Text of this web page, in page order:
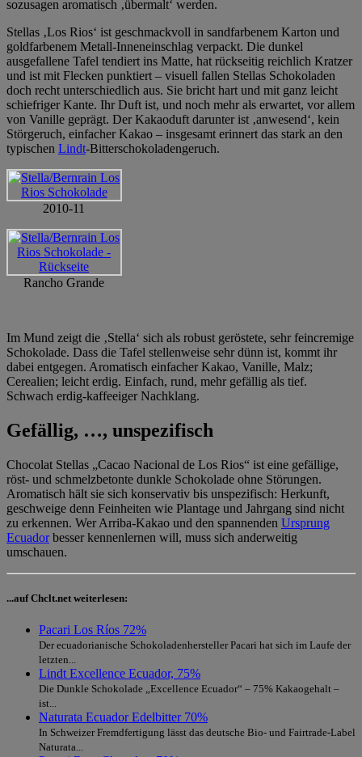
sozusagen aromatisch ‚übermalt‘ werden.
Stellas ‚Los Rios‘ ist geschmackvoll in sandfarbenem Karton und
goldfarbenem Metall-Inneneinschlag verpackt. Die dunkel
ausgefallene Tafel tendiert ins Matte, hat rückseitig reichlich Kratzer
und ist mit Flecken punktiert – visuell fallen Stellas Schokoladen
doch recht unterschiedlich aus. Sie bricht hart und mit ganz leicht
schiefriger Kante. Ihr Duft ist, und noch mehr als erwartet, vor allem
von Vanille geprägt. Der Kakaoduft darunter ist ‚anwesend‘, kein
Störgeruch, einfacher Kakao – insgesamt erinnert das stark an den
typischen Lindt-Bitterschokoladengeruch.
2010-11
Rancho Grande
Im Mund zeigt die ‚Stella‘ sich als robust geröstete, sehr feincremige
Schokolade. Dass die Tafel stellenweise sehr dünn ist, kommt ihr
dabei entgegen. Aromatisch einfacher Kakao, Vanille, Malz;
Cerealien; leicht erdig. Einfach, rund, mehr gefällig als tief.
Schwach erdig-kaffeeiger Nachklang.
Gefällig, …, unspezifisch
Chocolat Stellas „Cacao Nacional de Los Rios“ ist eine gefällige,
röst- und schmelzbetonte dunkle Schokolade ohne Störungen.
Aromatisch hält sie sich konservativ bis unspezifisch: Herkunft,
geschweige denn Feinheiten wie Plantage und Jahrgang sind nicht
zu erkennen. Wer Arriba-Kakao und den spannenden Ursprung
Ecuadorbesser kennenlernen will, muss sich anderweitig
umschauen.
...auf Chclt.net weiterlesen:
Pacari Los Ríos 72%
Der ecuadorianische Schokoladenhersteller Pacari hat sich im Laufe der
letzten...
Lindt Excellence Ecuador, 75%
Die Dunkle Schokolade „Excellence Ecuador“ – 75% Kakaogehalt –
ist...
Naturata Ecuador Edelbitter 70%
In Schweizer Fremdfertigung lässt das deutsche Bio- und Fairtrade-Label
Naturata...